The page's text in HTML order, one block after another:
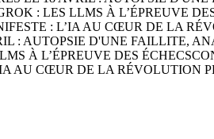
: LES LLMS À L’ÉPREUVE
: L’IA AU CŒUR DE LA
: AUTOPSIE D'UNE FAILLITE,
À L’ÉPREUVE DES ÉCHECS
AU CŒUR DE LA RÉVOLUTION